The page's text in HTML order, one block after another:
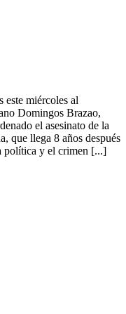
este miércoles al
Domingos Brazao,
el asesinato de la
que llega 8 años después
política y el crimen [...]